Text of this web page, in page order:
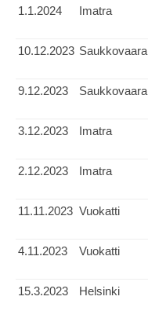
1.1.2024
Imatra
10.12.2023 Saukkovaara
9.12.2023
Saukkovaara
3.12.2023
Imatra
2.12.2023
Imatra
11.11.2023 Vuokatti
4.11.2023
Vuokatti
15.3.2023 Helsinki